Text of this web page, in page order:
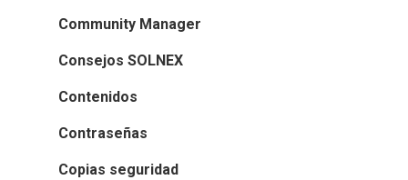
Community Manager
Consejos SOLNEX
Contenidos
Contraseñas
Copias seguridad